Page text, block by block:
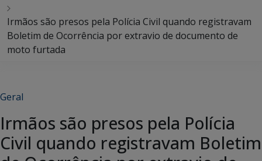
Irmãos são presos pela Polícia Civil quando registravam
Boletim de Ocorrência por extravio de documento de
moto furtada
Geral
Irmãos são presos pela Polícia
Civil quando registravam Boletim